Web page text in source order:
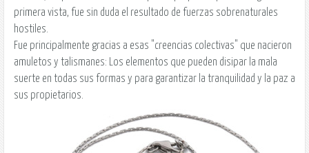
primera vista, fue sin duda el resultado de fuerzas sobrenaturales
hostiles.
Fue principalmente gracias a esas "creencias colectivas" que nacieron
amuletos y talismanes: Los elementos que pueden disipar la mala
suerte en todas sus formas y para garantizar la tranquilidad y la paz a
sus propietarios.